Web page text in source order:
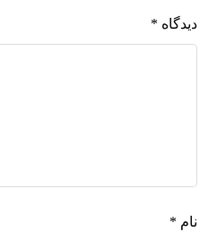
دیدگاه *
نام *